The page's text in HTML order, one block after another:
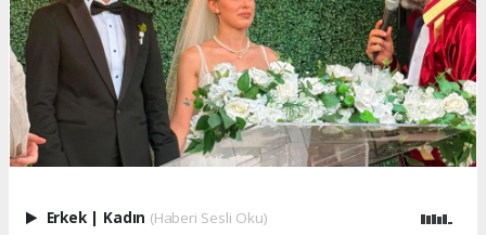
Erkek | Kadın (Haberi Sesli Oku)